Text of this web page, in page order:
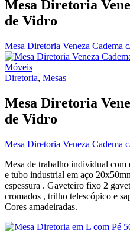
Mesa Diretoria
de Vidro
Mesa Diretoria Veneza Cadema
Diretoria, Mesas
Mesa Diretoria
de Vidro
Mesa Diretoria Veneza Cadema
Mesa de trabalho individual
e tubo industrial em aço
espessura . Gaveteiro fixo 2
cromados , trilho telescópico e
Cores amadeiradas.